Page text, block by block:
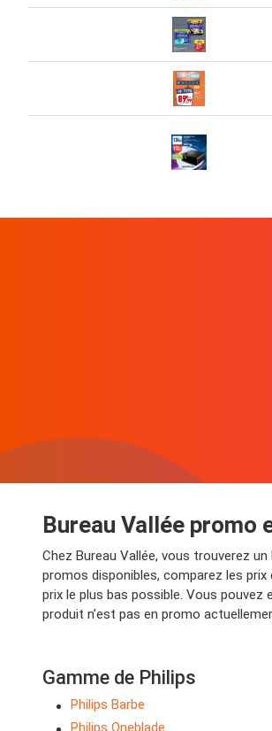
Bureau Vallée promo
Chez Bureau Vallée, vous trouverez
promos disponibles, comparez les
prix le plus bas possible. Vous
produit n’est pas en promo
Gamme de Philips
Philips Barbe
Philips Oneblade